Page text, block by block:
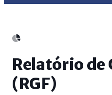
Relatório de
(RGF)